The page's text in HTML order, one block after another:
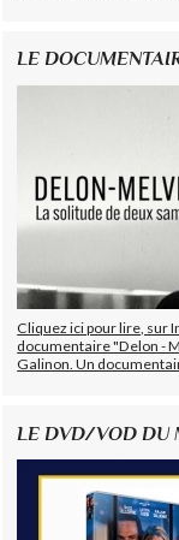
LE
Cliquez ici pour lire, sur
documentaire "Delon -
Galinon. Un
LE DVD/VOD DU